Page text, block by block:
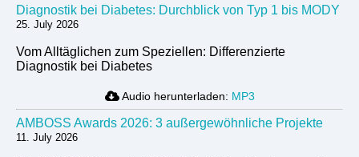
Diagnostik bei Diabetes: Durchblick von Typ 1 bis MODY
25. July 2026
Vom Alltäglichen zum Speziellen: Differenzierte
Diagnostik bei Diabetes
Audio herunterladen: MP3
AMBOSS Awards 2026: 3 außergewöhnliche Projekte
11. July 2026